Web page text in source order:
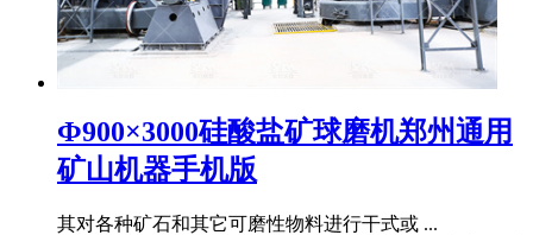
Ф900×3000硅酸盐矿球磨机郑州通用
矿山机器手机版
其对各种矿石和其它可磨性物料进行干式或 ...